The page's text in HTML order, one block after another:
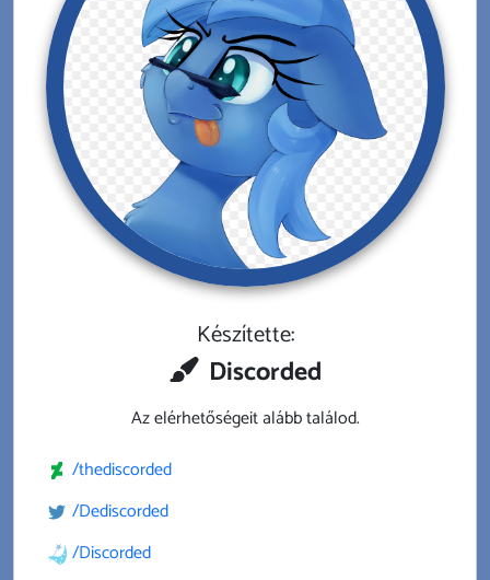
Készítette:
Discorded
Az elérhetőségeit alább találod.
/thediscorded
/Dediscorded
/Discorded